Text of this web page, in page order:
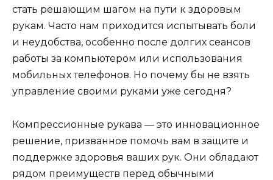
стать решающим шагом на пути к здоровым
рукам. Часто нам приходится испытывать боли
и неудобства, особенно после долгих сеансов
работы за компьютером или использования
мобильных телефонов. Но почему бы не взять
управление своими руками уже сегодня?
Компрессионные рукава — это инновационное
решение, призванное помочь вам в защите и
поддержке здоровья ваших рук. Они обладают
рядом преимуществ перед обычными